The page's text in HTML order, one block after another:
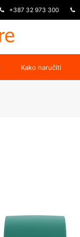
+387 32 973 300
Kako naručiti